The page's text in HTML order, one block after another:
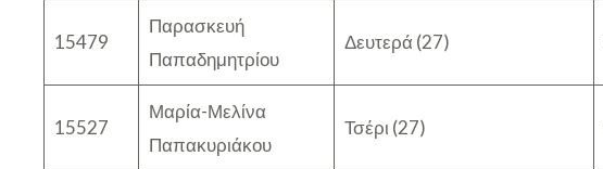
15479
Παρασκευή
Παπαδημητρίου
Δευτερά (27)
15527
Μαρία-Μελίνα
Παπακυριάκου
Τσέρι (27)